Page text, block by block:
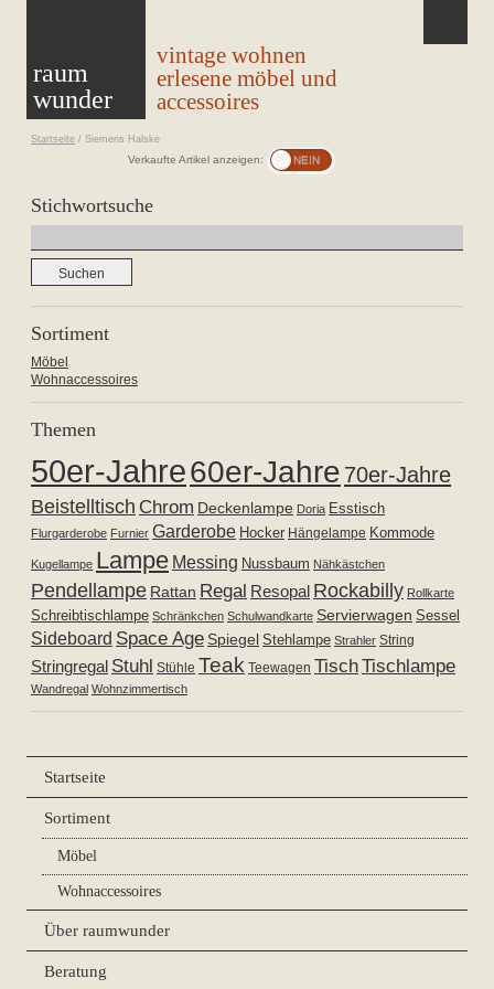
raum
wunder
vintage wohnen
erlesene möbel und
accessoires
Startseite / Siemens Halske
Verkaufte Artikel anzeigen:
Stichwortsuche
nach:
Sortiment
Möbel
Wohnaccessoires
Themen
50er-Jahre60er-Jahre 70er-Jahre
Beistelltisch Chrom Deckenlampe Doria Esstisch
Flurgarderobe Furnier Garderobe Hocker Hängelampe Kommode
Kugellampe Lampe Messing Nussbaum Nähkästchen
Pendellampe Rattan Regal Resopal Rockabilly Rollkarte
Schreibtischlampe Schränkchen Schulwandkarte Servierwagen Sessel
Sideboard Space Age Spiegel Stehlampe Strahler String
Stringregal Stuhl Stühle Teak Teewagen TischTischlampe
Wandregal Wohnzimmertisch
Startseite
Sortiment
Möbel
Wohnaccessoires
Über raumwunder
Beratung